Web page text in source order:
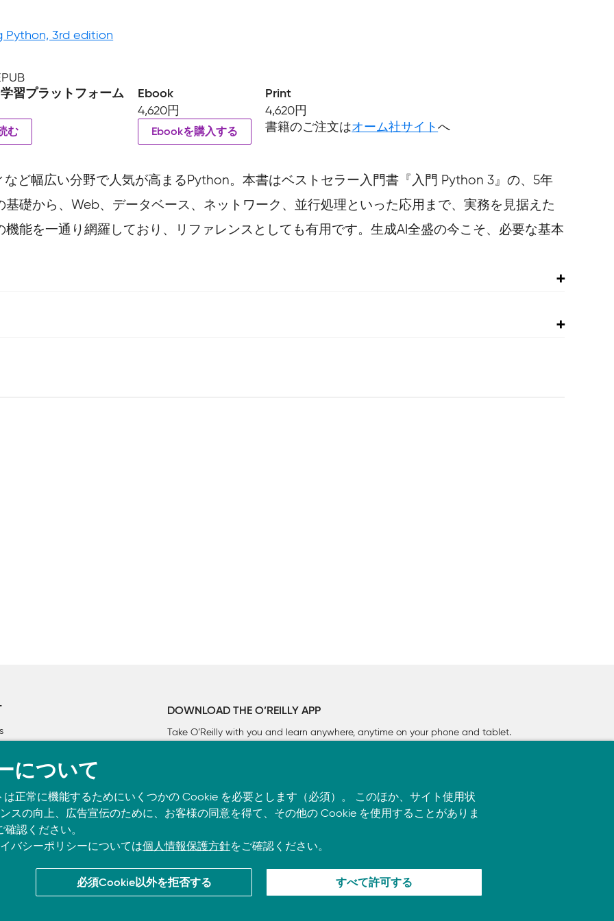
Python, 3rd edition
習プラットフォーム
む
Ebook
4,620円
Ebookを購入する
Print
4,620円
書籍のご注文はオーム社サイトへ
ど幅広い分野で人気が高まるPython。本書はベストセラー入門書『入門 Python 3』の、5年
礎から、Web、データベース、ネットワーク、並行処理といった応用まで、実務を見据えた
能を一通り網羅しており、リファレンスとしても有用です。生成AI全盛の今こそ、必要な基本
to please you."
to please you."
DOWNLOAD THE O’REILLY APP
Take O’Reilly with you and learn anywhere, anytime on your phone and tablet.
てのトレードマークおよび登録商標は、それぞれの所有者に帰属します。
について
正常に機能するためにいくつかの Cookie を必要とします（必須）。 このほか、サイト使用状
スの向上、広告宣伝のために、お客様の同意を得て、その他の Cookie を使用することがありま
確認ください。
バシーポリシーについては個人情報保護方針をご確認ください。
必須Cookie以外を拒否する すべて許可する